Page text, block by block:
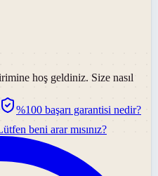
hoş geldiniz. Size nasıl
%100 başarı garantisi nedir?
beni arar mısınız?